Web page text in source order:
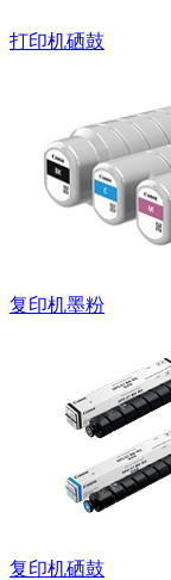
打印机硒鼓
复印机墨粉
复印机硒鼓